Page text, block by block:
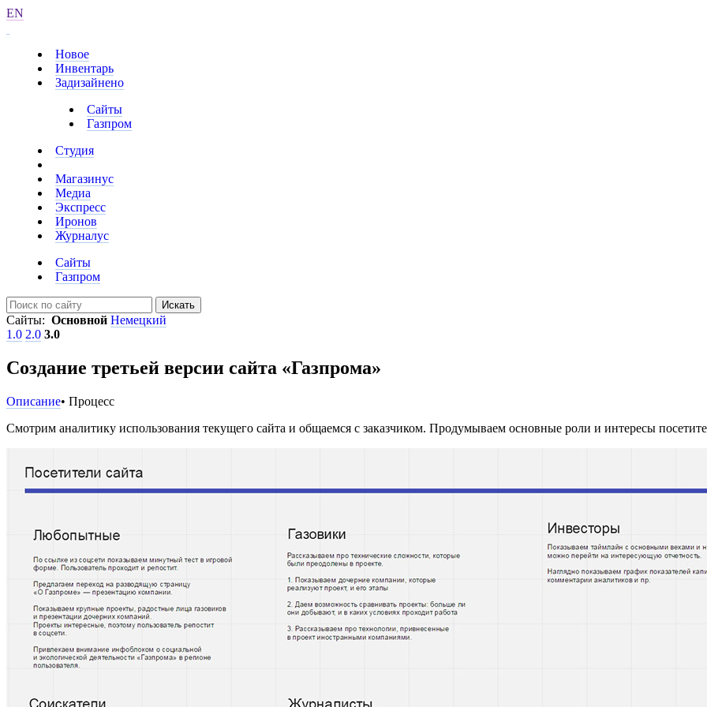
EN
Новое
Инвентарь
Задизайнено
Сайты
Газпром
Студия
Магазинус
Медиа
Экспресс
Иронов
Журналус
Сайты
Газпром
Искать
Сайты: Основной Немецкий
1.0 2.0 3.0
Создание третьей версии сайта «Газпрома»
Описание• Процесс
Смотрим аналитику использования текущего сайта и общаемся с заказчиком. Продумываем основные роли и интересы